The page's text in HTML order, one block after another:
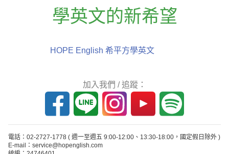
學英文的新希望
HOPE English 希平方學英文
加入我們 / 追蹤：
電話：02-2727-1778 ( 週一至週五 9:00-12:00、13:30-18:00，國定假日除外 )
E-mail：service@hopenglish.com